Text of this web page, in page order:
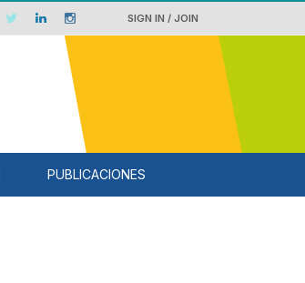
SIGN IN / JOIN
PUBLICACIONES